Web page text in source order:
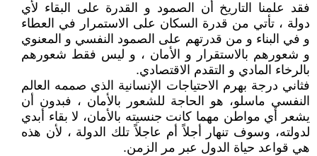
فقد علمنا التاريخ أن الصمود و القدرة على البقاء لأي
دولة ، تأتي من قدرة السكان على الاستمرار في العطاء
و في البناء و من قدرتهم على الصمود النفسي و المعنوي
و شعورهم بالاستقرار و الأمان ، و ليس فقط شعورهم
بالرخاء المادي و التقدم الاقتصادي.
فثاني درجة بهرم الاحتياجات الإنسانية الذي صممه العالم
النفسي ماسلو، هو الحاجة للشعور بالأمان ، فبدون أن
يشعر أي مواطن مهما كانت جنسيته بالأمان، لا بقاء أبدي
لدولته، وسوف تنهار أجلاً أم عاجلاً تلك الدولة ، لأن هذه
هي قواعد حياة الدول عبر مر الزمن.